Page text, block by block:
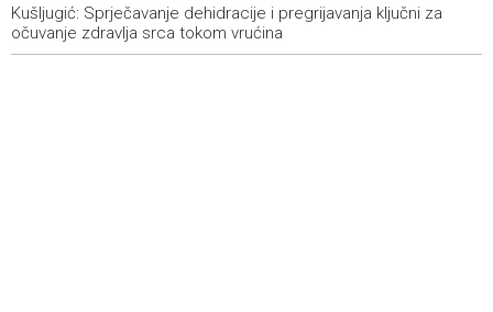
09:28
Kušljugić: Sprječavanje dehidracije i pregrijavanja ključni
za očuvanje zdravlja srca tokom vrućina
Kušljugić: Sprječavanje dehidracije i pregrijavanja ključni za
očuvanje zdravlja srca tokom vrućina